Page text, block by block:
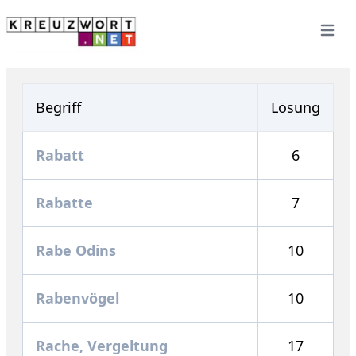
Open
Begriff Lösung
Rabatt 6
Rabatte 7
Rabe Odins 10
Rabenvögel 10
Rache, Vergeltung 17